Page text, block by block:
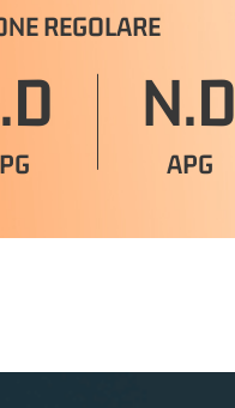
REGOLARE
N.D
APG